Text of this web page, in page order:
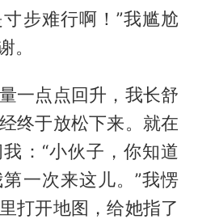
步难行啊！”我尴尬
。
一点点回升，我长舒
终于放松下来。就在
：“小伙子，你知道
一次来这儿。”我愣
打开地图，给她指了